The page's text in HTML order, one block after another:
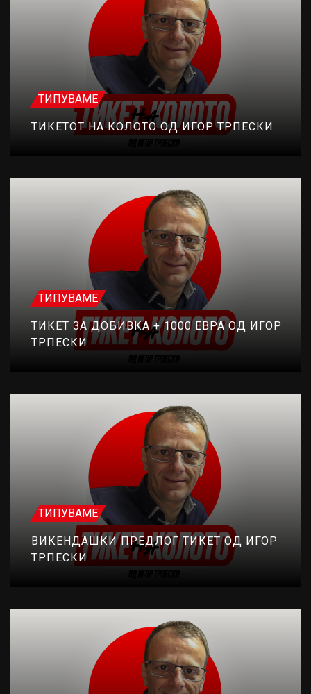
ТИПУВАМЕ
ТИКЕТОТ НА КОЛОТО ОД ИГОР ТРПЕСКИ
ТИПУВАМЕ
ТИКЕТ ЗА ДОБИВКА + 1000 ЕВРА ОД ИГОР
ТРПЕСКИ
ТИПУВАМЕ
ВИКЕНДАШКИ ПРЕДЛОГ ТИКЕТ ОД ИГОР
ТРПЕСКИ